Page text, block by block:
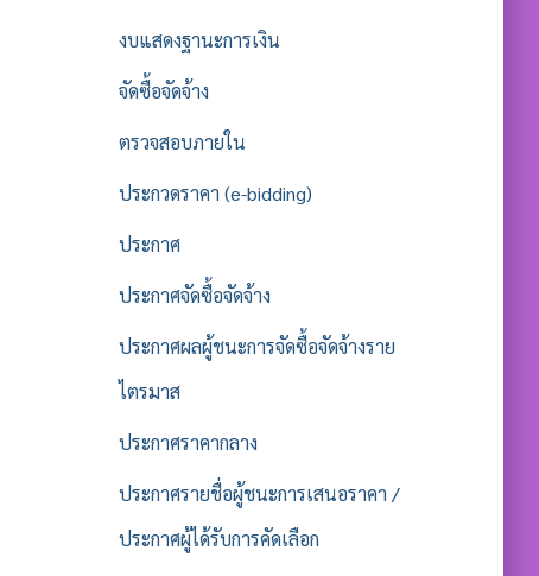
งบแสดงฐานะการเงิน
จัดซื้อจัดจ้าง
ตรวจสอบภายใน
ประกวดราคา (e-bidding)
ประกาศ
ประกาศจัดซื้อจัดจ้าง
ประกาศผลผู้ชนะการจัดซื้อจัดจ้างราย
ไตรมาส
ประกาศราคากลาง
ประกาศรายชื่อผู้ชนะการเสนอราคา /
ประกาศผู้ได้รับการคัดเลือก